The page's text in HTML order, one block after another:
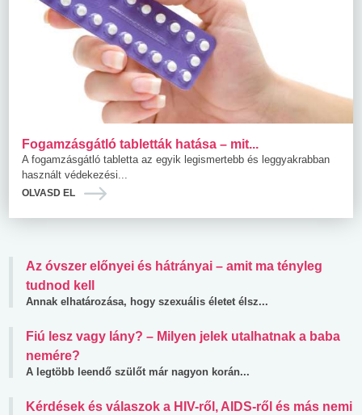
Fogamzásgátló tabletták hatása – mit...
A fogamzásgátló tabletta az egyik legismertebb és leggyakrabban
használt védekezési...
OLVASD EL
Az óvszer előnyei és hátrányai – amit ma tényleg
tudnod kell
Annak elhatározása, hogy szexuális életet élsz...
Fiú lesz vagy lány? – Milyen jelek utalhatnak a baba
nemére?
A legtöbb leendő szülőt már nagyon korán...
Kérdések és válaszok a HIV-ről, AIDS-ről és más nemi